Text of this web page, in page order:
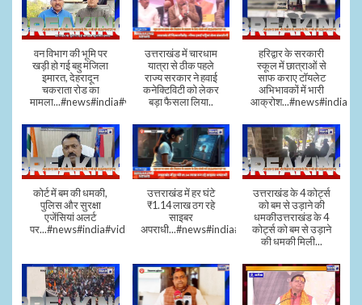
वन विभाग की भूमि पर
खड़ी हो गई बहु मंजिला
इमारत, देहरादून
चकराता रोड का
मामला...#news#india#video
उत्तराखंड में चारधाम
यात्रा से ठीक पहले
राज्य सरकार ने हवाई
कनेक्टिविटी को लेकर
बड़ा फैसला लिया..
हरिद्वार के सरकारी
स्कूल में छात्राओं से
साफ कराए टॉयलेट
अभिभावकों में भारी
आक्रोश...#news#india
कोर्ट में बम की धमकी,
पुलिस और सुरक्षा
एजेंसियां अलर्ट
पर...#news#india#video#viral
उत्तराखंड में हर घंटे
₹1.14 लाख ठग रहे
साइबर
अपराधी...#news#india#video#viral
उत्तराखंड के 4 कोर्ट्स
को बम से उड़ाने की
धमकीउत्तराखंड के 4
कोर्ट्स को बम से उड़ाने
की धमकी मिली...